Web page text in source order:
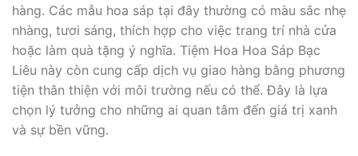
hàng. Các mẫu hoa sáp tại đây thường có màu sắc nhẹ
nhàng, tươi sáng, thích hợp cho việc trang trí nhà cửa
hoặc làm quà tặng ý nghĩa. Tiệm Hoa Hoa Sáp Bạc
Liêu này còn cung cấp dịch vụ giao hàng bằng phương
tiện thân thiện với môi trường nếu có thể. Đây là lựa
chọn lý tưởng cho những ai quan tâm đến giá trị xanh
và sự bền vững.